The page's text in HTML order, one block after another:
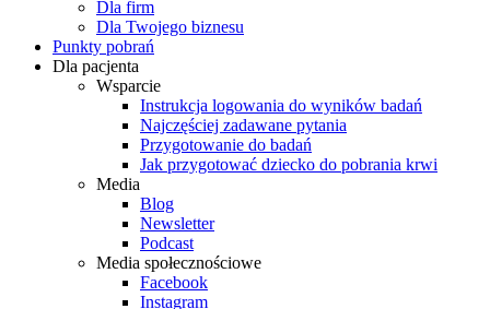
Dla firm
Dla Twojego biznesu
Punkty pobrań
Dla pacjenta
Wsparcie
Instrukcja logowania do wyników badań
Najczęściej zadawane pytania
Przygotowanie do badań
Jak przygotować dziecko do pobrania krwi
Media
Blog
Newsletter
Podcast
Media społecznościowe
Facebook
Instagram